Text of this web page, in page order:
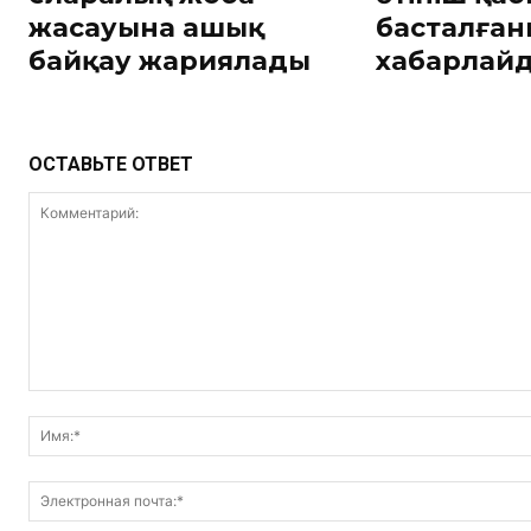
жасауына ашық
байқау жариялады
ОСТАВЬТЕ ОТВЕТ